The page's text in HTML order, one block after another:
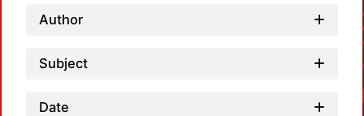
Author
Subject
Date